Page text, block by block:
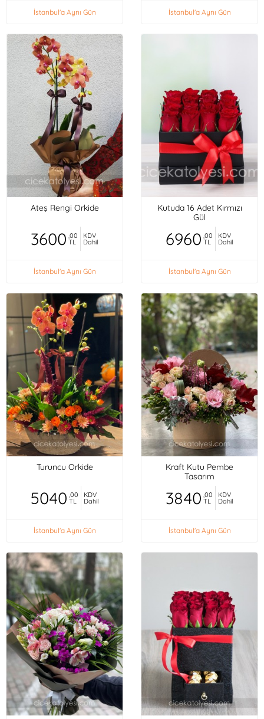
İstanbul'a Aynı Gün İstanbul'a Aynı Gün
Ateş Rengi Orkide
3600 ,00
TL
KDV
Dahil
İstanbul'a Aynı Gün
Kutuda 16 Adet Kırmızı
Gül
6960 ,00
TL
KDV
Dahil
İstanbul'a Aynı Gün
Turuncu Orkide
5040 ,00
TL
KDV
Dahil
İstanbul'a Aynı Gün
Kraft Kutu Pembe
Tasarım
3840 ,00
TL
KDV
Dahil
İstanbul'a Aynı Gün